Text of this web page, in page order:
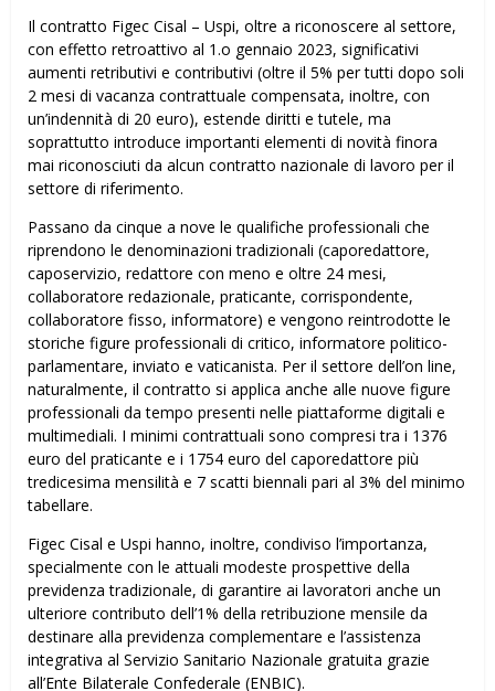
Il contratto Figec Cisal – Uspi, oltre a riconoscere al settore,
con effetto retroattivo al 1.o gennaio 2023, significativi
aumenti retributivi e contributivi (oltre il 5% per tutti dopo soli
2 mesi di vacanza contrattuale compensata, inoltre, con
un’indennità di 20 euro), estende diritti e tutele, ma
soprattutto introduce importanti elementi di novità finora
mai riconosciuti da alcun contratto nazionale di lavoro per il
settore di riferimento.
Passano da cinque a nove le qualifiche professionali che
riprendono le denominazioni tradizionali (caporedattore,
caposervizio, redattore con meno e oltre 24 mesi,
collaboratore redazionale, praticante, corrispondente,
collaboratore fisso, informatore) e vengono reintrodotte le
storiche figure professionali di critico, informatore politico-
parlamentare, inviato e vaticanista. Per il settore dell’on line,
naturalmente, il contratto si applica anche alle nuove figure
professionali da tempo presenti nelle piattaforme digitali e
multimediali. I minimi contrattuali sono compresi tra i 1376
euro del praticante e i 1754 euro del caporedattore più
tredicesima mensilità e 7 scatti biennali pari al 3% del minimo
tabellare.
Figec Cisal e Uspi hanno, inoltre, condiviso l’importanza,
specialmente con le attuali modeste prospettive della
previdenza tradizionale, di garantire ai lavoratori anche un
ulteriore contributo dell’1% della retribuzione mensile da
destinare alla previdenza complementare e l’assistenza
integrativa al Servizio Sanitario Nazionale gratuita grazie
all’Ente Bilaterale Confederale (ENBIC).